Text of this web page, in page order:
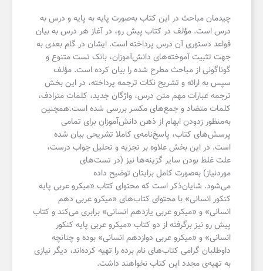
چیدمان مباحث در این کتاب به‌صورت پایه‌ به‌ پایه و درس‌ به‌
درس است. مؤلف در کتاب پیش رو، در آغاز هر درس به بیان
قواعد دستوری آن درس پرداخته است. ایشان در گام بعدی به
جهت تثبیت آموخته‌های دانش‌آموزان، بانک تست متنوع و
گوناگونی از مباحث مطرح شده را بیان کرده‌ است. مؤلف
سپس به ارائه‌ و تشریح نکات ترجمه پرداخته، در این بخش
ترجمه عبارات مهم متن درس، واژگان جدید، کلمات مترادف،
کلمات متضاد و جمع‌های مکسر بررسی شده است.همچنین
به‌منظور زدودن ابهام از ذهن دانش‌آموزان برای تمامی
پرسش‌های کتاب، پاسخ‌نامه‌ی کاملا تشریحی بیان شده
است. در این بخش علاوه بر تجزیه و تحلیل جواب درست،
علت غلط بودن سایر گزینه‌ها نیز (در تست‌های
موردنیاز) به‌صورت کامل برایتان توضیح داده
می‌شود. شایان‌ذکر است که محتوای کتاب «میکرو عربی پایه
کنکور انسانی» با محتوای کتاب‌های «میکرو عربی دهم
انسانی» و «میکرو عربی یازدهم انسانی» برابری می‌کند و کتاب
پیش رو نیز برگرفته از دو کتاب «میکرو عربی پایه کنکور
انسانی» و «میکرو عربی دوازدهم انسانی» بوده و چنانچه
داوطلبان گرامی کتاب‌های نام برده را تهیه کرده‌اند، دیگر نیازی
به تهیه‌ی مجدد این کتاب نخواهند داشت.